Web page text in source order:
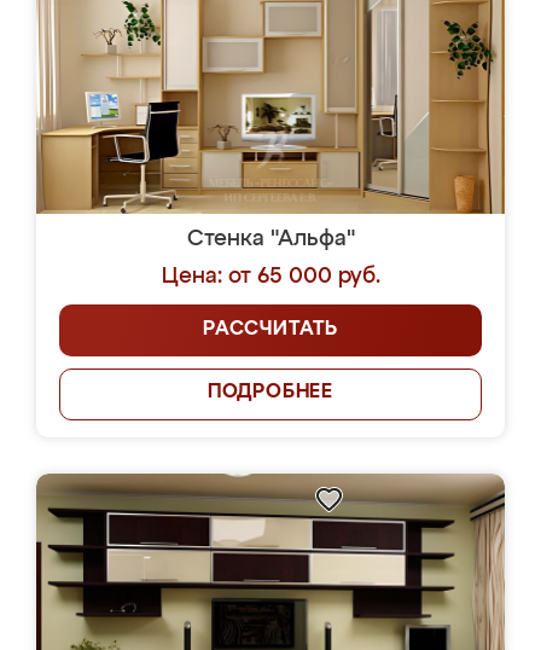
Стенка "Альфа"
Цена: от 65 000 руб.
РАССЧИТАТЬ
ПОДРОБНЕЕ